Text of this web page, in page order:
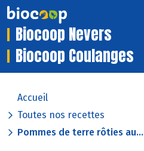
Biocoop Nevers
Biocoop Coulanges
Accueil
Toutes nos recettes
Pommes de terre rôties au...